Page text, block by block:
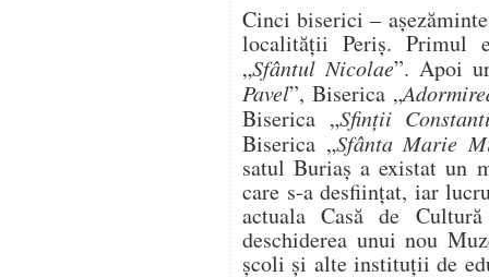
Cinci biserici –
localității Periș. Primul
„Sfântul Nicolae”. Apoi
Pavel”, Biserica „
Biserica „Sfinții
Biserica „Sfânta Marie
satul Buriaș a existat un
care s-a desființat, iar
actuala Casă de
deschiderea unui nou
școli și alte instituții de